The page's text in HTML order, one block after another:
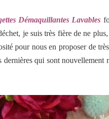
Démaquillantes Lavables
je suis très fière de ne
pour nous en proposer de
dernières qui sont nouvellement